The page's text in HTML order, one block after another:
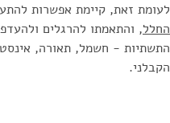
לעומת זאת, קיימת אפשרות
החלל, והתאמתו להרגלים
התשתיות - חשמל, תאורה,
הקבלני.